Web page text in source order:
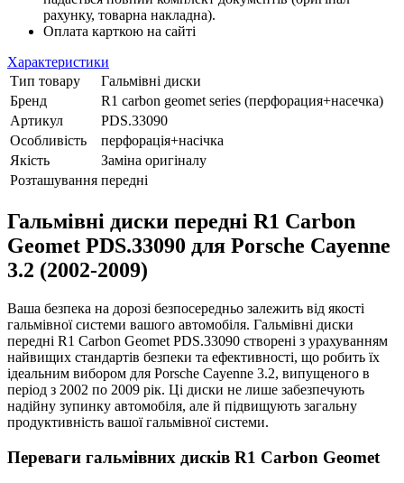
рахунку, товарна накладна).
Оплата карткою на сайті
Характеристики
Тип товару
Гальмівні диски
Бренд
R1 carbon geomet series (перфорация+насечка)
Артикул
PDS.33090
Особливість
перфорація+насічка
Якість
Заміна оригіналу
Розташування передні
Гальмівні диски передні R1 Carbon
Geomet PDS.33090 для Porsche Cayenne
3.2 (2002-2009)
Ваша безпека на дорозі безпосередньо залежить від якості
гальмівної системи вашого автомобіля. Гальмівні диски
передні R1 Carbon Geomet PDS.33090 створені з урахуванням
найвищих стандартів безпеки та ефективності, що робить їх
ідеальним вибором для Porsche Cayenne 3.2, випущеного в
період з 2002 по 2009 рік. Ці диски не лише забезпечують
надійну зупинку автомобіля, але й підвищують загальну
продуктивність вашої гальмівної системи.
Переваги гальмівних дисків R1 Carbon Geomet